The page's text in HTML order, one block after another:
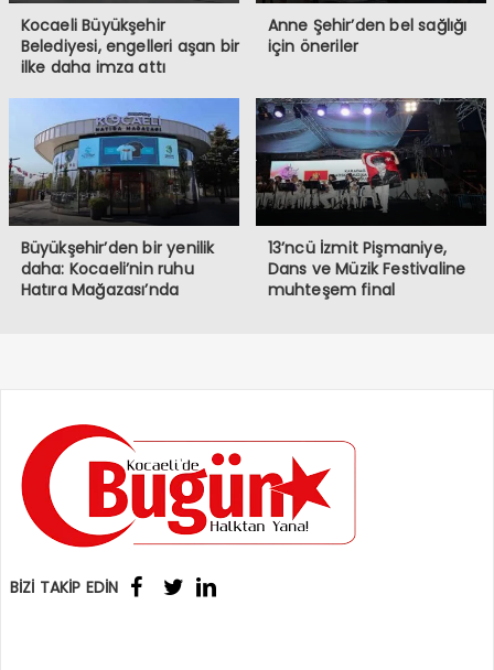
Kocaeli Büyükşehir
Belediyesi, engelleri aşan bir
ilke daha imza attı
Anne Şehir’den bel sağlığı
için öneriler
Büyükşehir’den bir yenilik
daha: Kocaeli’nin ruhu
Hatıra Mağazası’nda
13’ncü İzmit Pişmaniye,
Dans ve Müzik Festivaline
muhteşem final
BİZİ TAKİP EDİN